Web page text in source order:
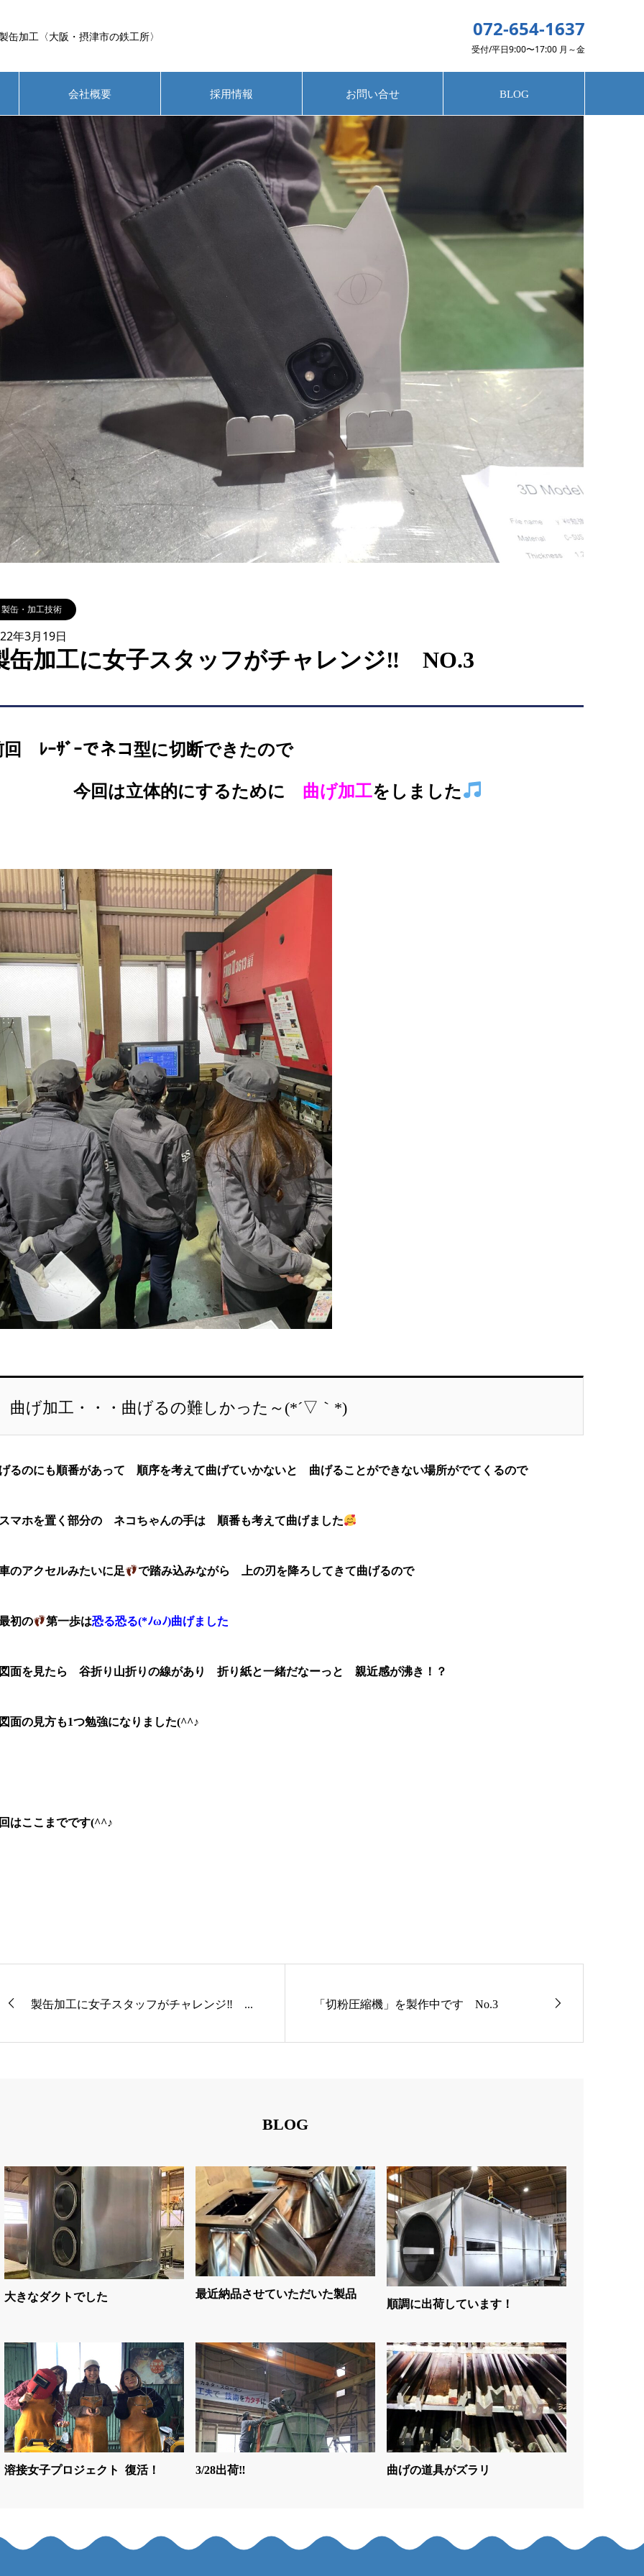
缶加工〈大阪・摂津市の鉄工所〉 072-654-1637
受付/平日9:00〜17:00 月～金
会社概要 採用情報 お問い合せ BLOG
製缶・加工技術
年3月19日
缶加工に女子スタッフがチャレンジ‼ NO.3
回 ﾚｰｻﾞｰでネコ型に切断できたので
回は立体的にするために 曲げ加工をしました
曲げ加工・・・曲げるの難しかった～(*´▽｀*)
るのにも順番があって 順序を考えて曲げていかないと 曲げることができない場所がでてくるので
マホを置く部分の ネコちゃんの手は 順番も考えて曲げました
のアクセルみたいに足 で踏み込みながら 上の刃を降ろしてきて曲げるので
初の 第一歩は恐る恐る(*ﾉωﾉ)曲げました
面を見たら 谷折り山折りの線があり 折り紙と一緒だなーっと 親近感が沸き！？
面の見方も1つ勉強になりました(^^♪
はここまでです(^^♪
製缶加工に女子スタッフがチャレンジ‼ ... 「切粉圧縮機」を製作中です No.3
BLOG
大きなダクトでした
最近納品させていただいた製品
順調に出荷しています！
溶接女子プロジェクト 復活！ 3/28出荷‼ 曲げの道具がズラリ